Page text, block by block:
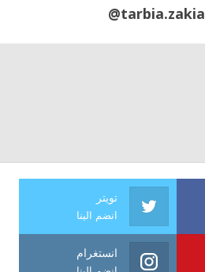
@tarbia.zakia
تويتر
انضم الينا
انستغرام